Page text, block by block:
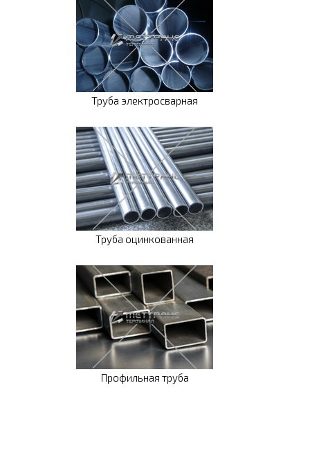
Труба электросварная
Труба оцинкованная
Профильная труба